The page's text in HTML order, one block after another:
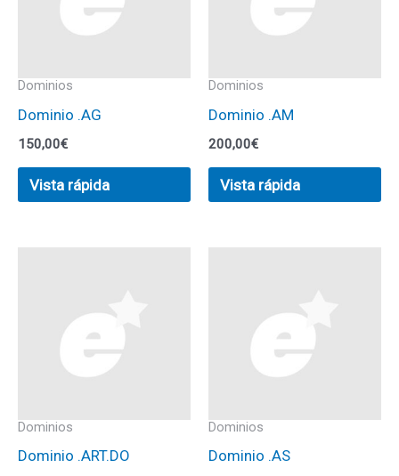
Dominios
Dominio .AG
150,00€
Vista rápida
Dominios
Dominio .AM
200,00€
Vista rápida
Dominios
Dominio .ART.DO
Dominios
Dominio .AS